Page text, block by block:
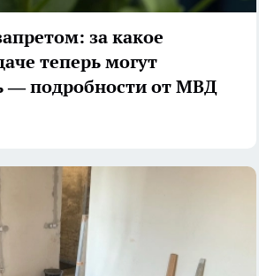
за какое
теперь могут
— подробности от МВД